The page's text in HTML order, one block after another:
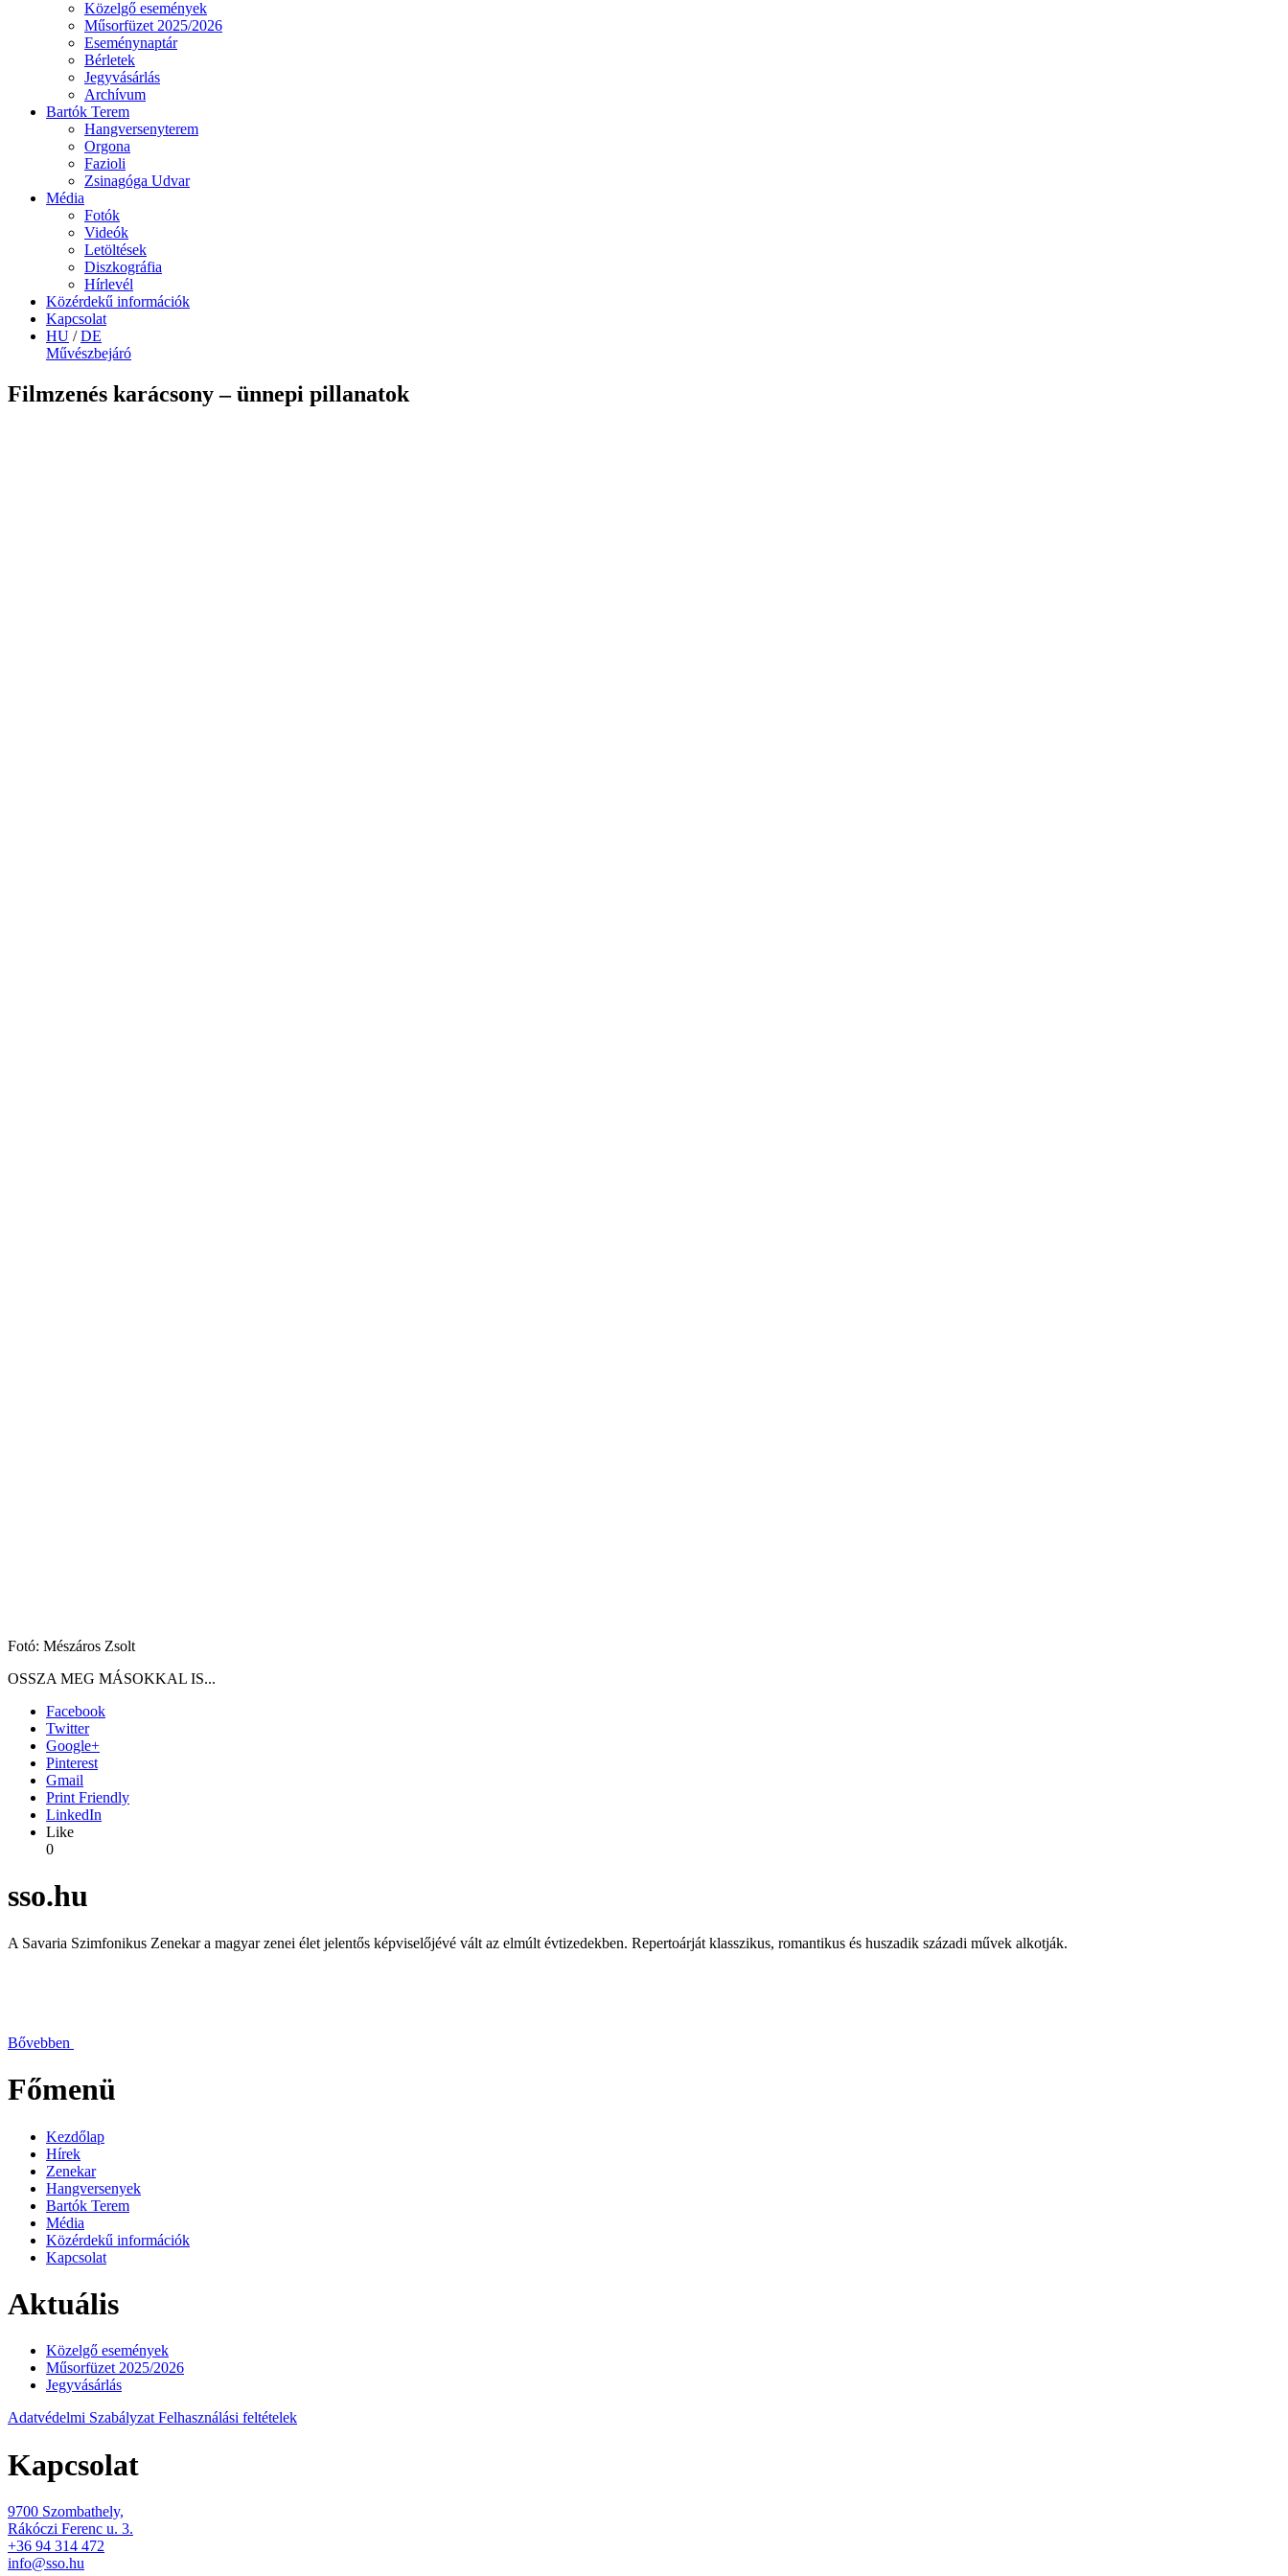
Közelgő események
Műsorfüzet 2025/2026
Eseménynaptár
Bérletek
Jegyvásárlás
Archívum
Bartók Terem
Hangversenyterem
Orgona
Fazioli
Zsinagóga Udvar
Média
Fotók
Videók
Letöltések
Diszkográfia
Hírlevél
Közérdekű információk
Kapcsolat
HU / DE
Művészbejáró
Filmzenés karácsony – ünnepi pillanatok
Fotó: Mészáros Zsolt
Facebook
Twitter
Google+
Pinterest
Gmail
Print Friendly
LinkedIn
Like
0
sso.hu
A Savaria Szimfonikus Zenekar a magyar zenei élet jelentős képviselőjévé vált az elmúlt évtizedekben. Repertoárját klasszikus, romantikus és huszadik századi művek alkotják.
Bővebben
Főmenü
Kezdőlap
Hírek
Zenekar
Hangversenyek
Bartók Terem
Média
Közérdekű információk
Kapcsolat
Aktuális
Közelgő események
Műsorfüzet 2025/2026
Jegyvásárlás
Adatvédelmi SzabályzatFelhasználási feltételek
Kapcsolat
9700 Szombathely,
Rákóczi Ferenc u. 3.
+36 94 314 472
info@sso.hu